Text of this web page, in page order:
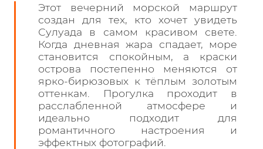
Этот вечерний морской маршрут
создан для тех, кто хочет увидеть
Сулуада в самом красивом свете.
Когда дневная жара спадает, море
становится спокойным, а краски
острова постепенно меняются от
ярко-бирюзовых к тёплым золотым
оттенкам. Прогулка проходит в
расслабленной атмосфере и
идеально подходит для
романтичного настроения и
эффектных фотографий.